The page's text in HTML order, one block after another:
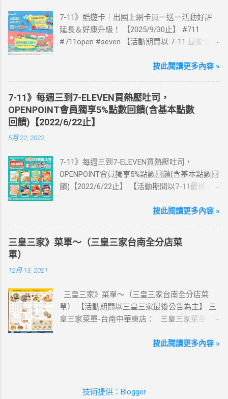
7-11》酷遊卡｜出國上網卡買一送一活動好評
延長＆好康升級！ 【2025/9/30止】 #711
#711open #seven 【活動期間以 7-11 最後公告
國上網卡 方便、快速、享買一送一優惠！ > 實
送王品集團300元即享券。 (出國開通啟用後回
活動網站登錄 【點我登錄】 ) > eSIM出國上網
卡：好康升級！購買eSIM「吃到飽」方案；即
送同天數「吃到飽」方案。 (例：買1張日本5天
來超商買省錢又方便💰 ·活動詳情：好康優惠看
這邊 【點我看好康優惠】 ·eSIM ibon 購買教學
【點我觀看教學】 📲 全球上網首選，速度穩
澳、美國、菲律賓、歐洲、土耳其 熱門地區通
通有 📲 立即取卡免等待超便利 ✈️ 180天彈性開
通不怕過期 🧳 一人買兩人用，享受出國網路自
由~~eSIM吃到飽買一送一 eSIM適用機型： ※
字，表示您的手機支援 eSIM 功能。 ●不支援鎖
卡機、平板、電信業者客製機、網路分享器、
中國大陸銷售的 iPhone手機。 【Apple】（執
2.iPhone 15 3.iPhone 14 4.iPhone 13 5.iPhone
2.Pixel 6a、Pixel 6 Pro、Pixel 6 3.Pixel 5 4.Pixel
按此閱讀更多內容 »
7-11》每週三到7-ELEVEN買熱壓吐司，
OPENPOINT會員獨享5%點數回饋(含基本點數
回饋)【2022/6/22止】
5月 22, 2022
7-11》每週三到7-ELEVEN買熱壓吐司，
OPENPOINT會員獨享5%點數回饋(含基本點數回
饋)【2022/6/22止】 【活動期間以7-11最後公
111/5/4~6/22 每週三到7-ELEVEN買熱壓吐司
饋) 【販售門市查詢】
https://emap.pcsc.com.tw/emap.aspx# 小編推
台式傳統口味~好評回購 注意事項 1.本優惠不得
與其他優惠並行。商品數量以各門市實際可販
售數量為準。 2.活動期間OPENPOINT會員需報
icash2.0二代卡(含聯名卡)或OPEN錢包(含
動優惠。 3.本活動不適用隨取卡、咖啡卡、商
按此閱讀更多內容 »
三皇三家》菜單～（三皇三家台南全分店菜
單）
12月 13, 2021
三皇三家》菜單～（三皇三家台南全分店菜
單） 【活動期間以三皇三家最後公告為主】 三
皇三家菜單-台南中華東店： 三皇三家菜單-台
皇三家菜單-歸仁店： 三皇三家菜單-永康愛買
灣優惠券大全》省錢大作戰》首頁 3皇3家 , 台
按此閱讀更多內容 »
技術提供：Blogger